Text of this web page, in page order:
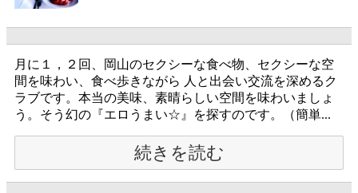
月に１，２回、岡山のセクシーな食べ物、セクシーな空
間を味わい、食べ歩きながら 人と出会い交流を深めるク
ラブです。本当の美味、素晴らしい空間を味わいましょ
う。そう幻の『エロうまい☆』を探すのです。（簡単...
続きを読む